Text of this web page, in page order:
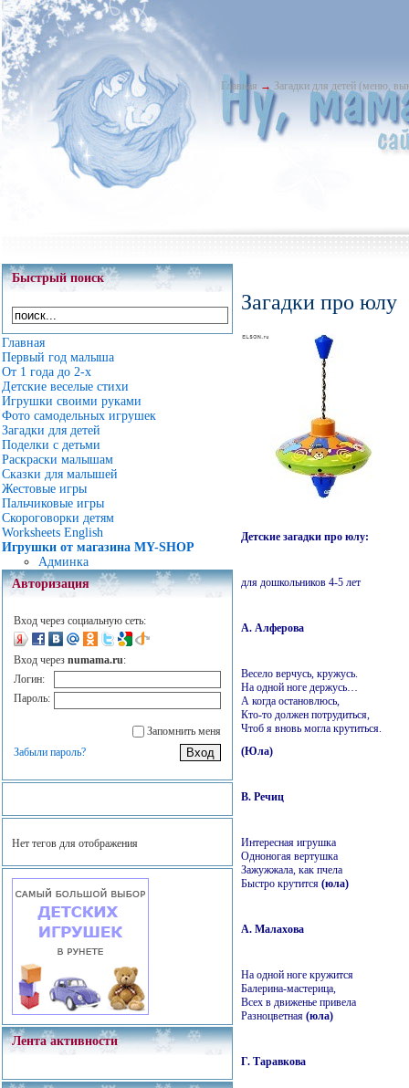
Главная → Загадки для детей (меню,
Быстрый поиск
Главная
Первый год малыша
От 1 года до 2-х
Детские веселые стихи
Игрушки своими руками
Фото самодельных игрушек
Загадки для детей
Поделки с детьми
Раскраски малышам
Сказки для малышей
Жестовые игры
Пальчиковые игры
Скороговорки детям
Worksheets English
Игрушки от магазина MY-SHOP
Админка
Авторизация
Вход через социальную сеть:
Вход через numama.ru:
Логин:
Пароль:
Запомнить меня
Забыли пароль?
Нет тегов для отображения
Лента активности
Загадки про юлу
Детские загадки про юлу:
для дошкольников 4-5 лет
А. Алферова
Весело верчусь, кружусь.
На одной ноге держусь…
А когда остановлюсь,
Кто-то должен потрудиться,
Чтоб я вновь могла крутиться.
(Юла)
В. Речиц
Интересная игрушка
Одноногая вертушка
Зажужжала, как пчела
Быстро крутится (юла)
А. Малахова
На одной ноге кружится
Балерина-мастерица,
Всех в движенье привела
Разноцветная (юла)
Г. Таравкова